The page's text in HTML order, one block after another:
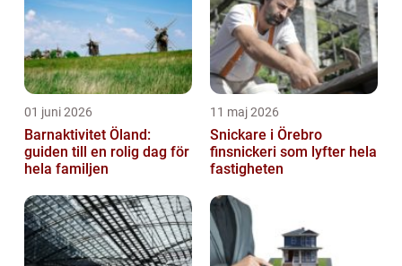
01 juni 2026
Barnaktivitet Öland:
guiden till en rolig dag för
hela familjen
11 maj 2026
Snickare i Örebro
finsnickeri som lyfter hela
fastigheten